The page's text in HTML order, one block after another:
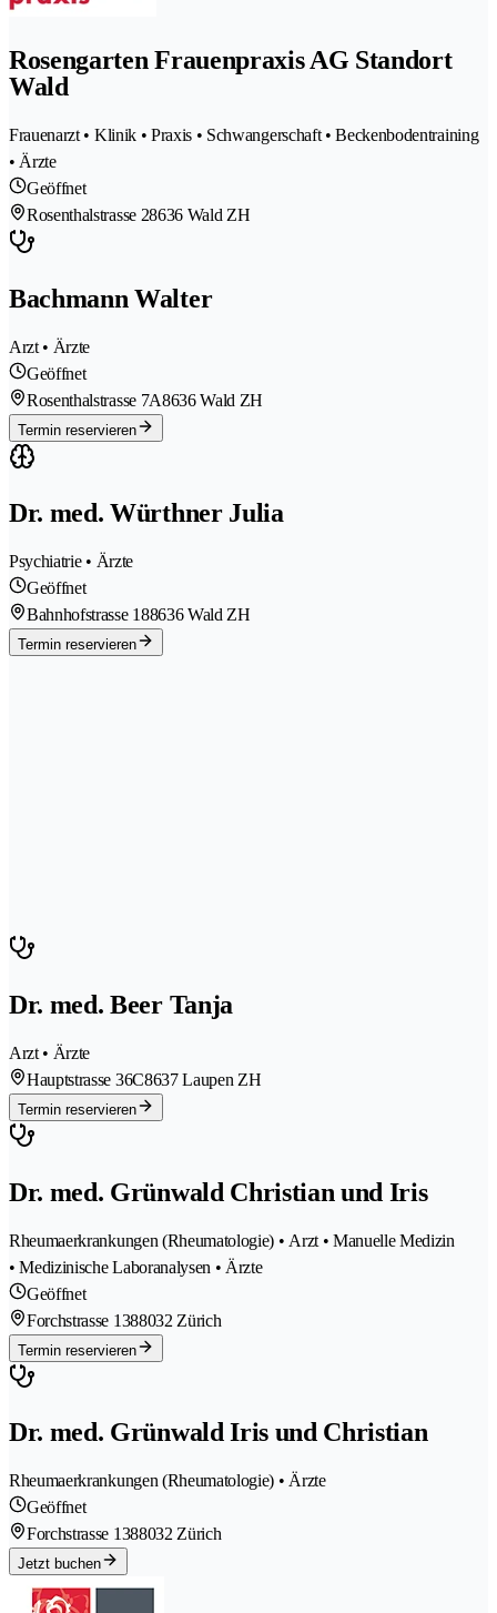
Rosengarten Frauenpraxis AG Standort
Wald
Frauenarzt • Klinik • Praxis • Schwangerschaft • Beckenbodentraining
• Ärzte
Geöffnet
Rosenthalstrasse 28636 Wald ZH
Bachmann Walter
Arzt • Ärzte
Geöffnet
Rosenthalstrasse 7A8636 Wald ZH
Termin reservieren
Dr. med. Würthner Julia
Psychiatrie • Ärzte
Geöffnet
Bahnhofstrasse 188636 Wald ZH
Termin reservieren
Dr. med. Beer Tanja
Arzt • Ärzte
Hauptstrasse 36C8637 Laupen ZH
Termin reservieren
Dr. med. Grünwald Christian und Iris
Rheumaerkrankungen (Rheumatologie) • Arzt • Manuelle Medizin
• Medizinische Laboranalysen • Ärzte
Geöffnet
Forchstrasse 1388032 Zürich
Termin reservieren
Dr. med. Grünwald Iris und Christian
Rheumaerkrankungen (Rheumatologie) • Ärzte
Geöffnet
Forchstrasse 1388032 Zürich
Jetzt buchen